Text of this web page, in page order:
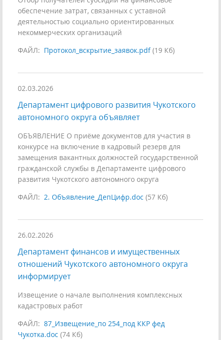
обеспечение затрат, связанных с уставной
деятельностью социально ориентированных
некоммерческих организаций
ФАЙЛ: Протокол_вскрытие_заявок.pdf(19 Кб)
02.03.2026
Департамент цифрового развития Чукотского
автономного округа объявляет
ОБЪЯВЛЕНИЕ О приёме документов для участия в
конкурсе на включение в кадровый резерв для
замещения вакантных должностей государственной
гражданской службы в Департаменте цифрового
развития Чукотского автономного округа
ФАЙЛ: 2. Объявление_ДепЦифр.doc (57 Кб)
26.02.2026
Департамент финансов и имущественных
отношений Чукотского автономного округа
информирует
Извещение о начале выполнения комплексных
кадастровых работ
ФАЙЛ: 87_Извещение_по 254_под ККР фед
Чукотка.doc (74 Кб)